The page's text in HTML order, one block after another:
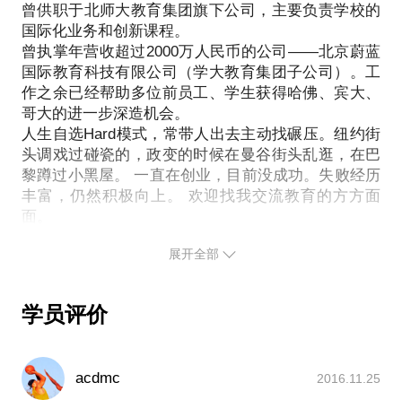
曾供职于北师大教育集团旗下公司，主要负责学校的
国际化业务和创新课程。
曾执掌年营收超过2000万人民币的公司——北京蔚蓝
国际教育科技有限公司（学大教育集团子公司）。工
作之余已经帮助多位前员工、学生获得哈佛、宾大、
哥大的进一步深造机会。
人生自选Hard模式，常带人出去主动找碾压。纽约街
头调戏过碰瓷的，政变的时候在曼谷街头乱逛，在巴
黎蹲过小黑屋。 一直在创业，目前没成功。失败经历
丰富，仍然积极向上。 欢迎找我交流教育的方方面
展开全部
学员评价
acdmc 2016.11.25